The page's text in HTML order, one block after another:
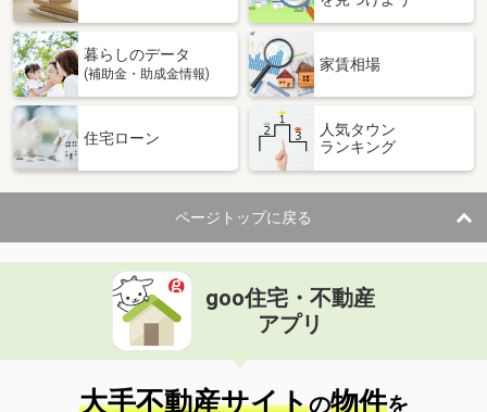
暮らしのデータ
(補助金・助成金情報)
家賃相場
住宅ローン
人気タウン
ランキング
ページトップに戻る
goo住宅・不動産
アプリ
大手不動産サイトの物件を